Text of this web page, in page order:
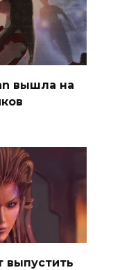
вышла на
выпустить